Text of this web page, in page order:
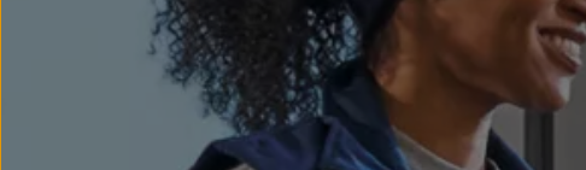
Skonfiguruj Volkswagena
Poradnik kupującego
Volkswagen dla biznesu
Serwis, akcesoria i aktualizacje
myVolkswagen
Przegląd okresowy